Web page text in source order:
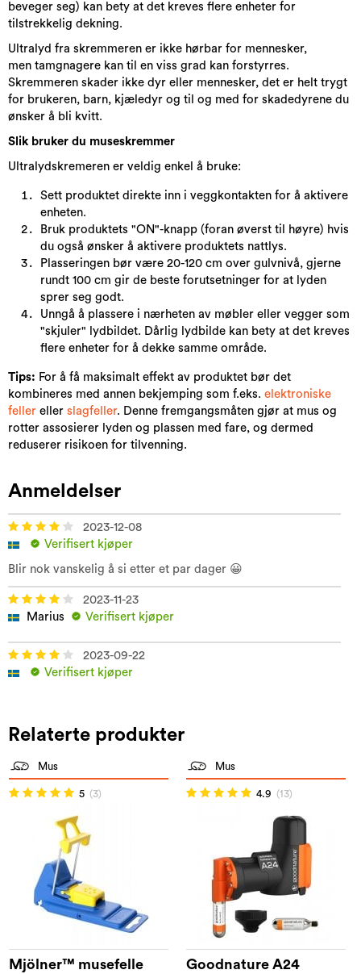
beveger seg) kan bety at det kreves flere enheter for
tilstrekkelig dekning.
Ultralyd fra skremmeren er ikke hørbar for mennesker,
men tamgnagere kan til en viss grad kan forstyrres.
Skremmeren skader ikke dyr eller mennesker, det er helt trygt
for brukeren, barn, kjæledyr og til og med for skadedyrene du
ønsker å bli kvitt.
Slik bruker du museskremmer
Ultralydskremeren er veldig enkel å bruke:
Sett produktet direkte inn i veggkontakten for å aktivere
enheten.
Bruk produktets "ON"-knapp (foran øverst til høyre) hvis
du også ønsker å aktivere produktets nattlys.
Plasseringen bør være 20-120 cm over gulvnivå, gjerne
rundt 100 cm gir de beste forutsetninger for at lyden
sprer seg godt.
Unngå å plassere i nærheten av møbler eller vegger som
"skjuler" lydbildet. Dårlig lydbilde kan bety at det kreves
flere enheter for å dekke samme område.
Tips: For å få maksimalt effekt av produktet bør det
kombineres med annen bekjemping som f.eks. elektroniske
feller eller slagfeller. Denne fremgangsmåten gjør at mus og
rotter assosierer lyden og plassen med fare, og dermed
reduserer risikoen for tilvenning.
Anmeldelser
2023-12-08
Verifisert kjøper
Blir nok vanskelig å si etter et par dager 😀
2023-11-23
Marius
Verifisert kjøper
2023-09-22
Verifisert kjøper
Relaterte produkter
Mus
5 (3)
Mjölner™ musefelle
Mus
4.9 (13)
Goodnature A24